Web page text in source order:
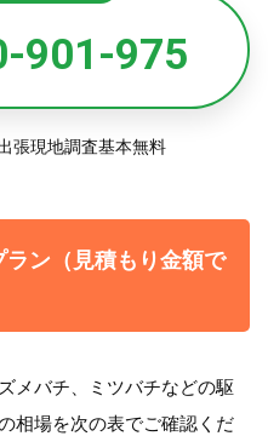
901-975
張現地調査基本無料
ン（見積もり金額で
メバチ、ミツバチなどの駆
相場を次の表でご確認くだ